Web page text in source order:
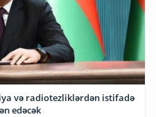
və radiotezliklərdən istifadə
edəcək